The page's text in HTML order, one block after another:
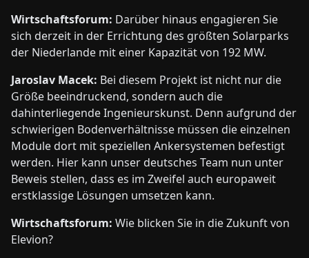
Wirtschaftsforum: Darüber hi­naus engagieren Sie
sich derzeit in der Errichtung des größten Solarparks
der Niederlande mit einer Kapazität von 192 MW.
Jaroslav Macek: Bei diesem Projekt ist nicht nur die
Größe beeindruckend, sondern auch die
dahinterliegende Ingenieurskunst. Denn aufgrund der
schwierigen Bodenverhältnisse müssen die einzelnen
Module dort mit speziellen Ankersystemen befestigt
werden. Hier kann unser deutsches Team nun unter
Beweis stellen, dass es im Zweifel auch europaweit
erstklassige Lösungen umsetzen kann.
Wirtschaftsforum: Wie blicken Sie in die Zukunft von
Elevion?